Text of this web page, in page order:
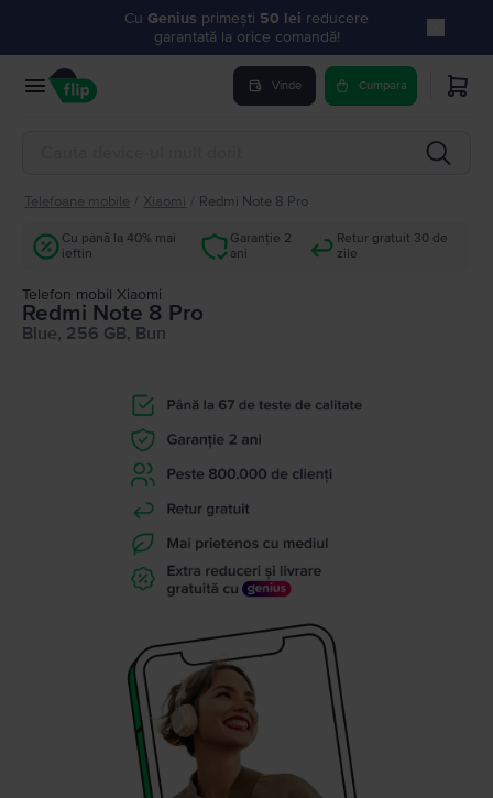
Cu Genius primești 50 lei reducere
garantată la orice comandă!
Vinde Cumpara
Telefoane mobile Xiaomi Redmi Note 8 Pro
Cu până la 40% mai
ieftin
Garanție 2
ani
Retur gratuit 30 de
zile
Telefon mobil Xiaomi
Redmi Note 8 Pro
Blue, 256 GB, Bun